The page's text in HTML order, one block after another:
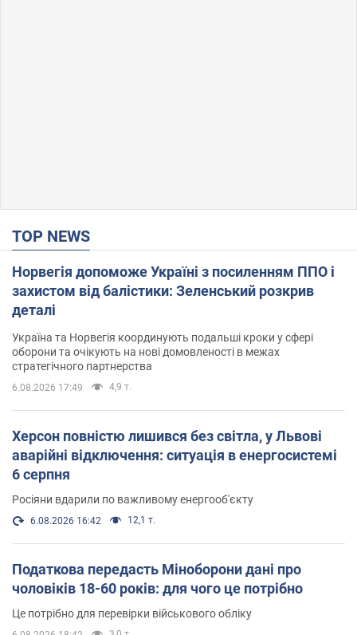
TOP NEWS
Норвегія допоможе Україні з посиленням ППО і
захистом від балістики: Зеленський розкрив
деталі
Україна та Норвегія координують подальші кроки у сфері
оборони та очікують на нові домовленості в межах
стратегічного партнерства
6.08.2026 17:49 4,9 т.
Херсон повністю лишився без світла, у Львові
аварійні відключення: ситуація в енергосистемі
6 серпня
Росіяни вдарили по важливому енергооб'єкту
6.08.2026 16:42 12,1 т.
Податкова передасть Міноборони дані про
чоловіків 18-60 років: для чого це потрібно
Це потрібно для перевірки військового обліку